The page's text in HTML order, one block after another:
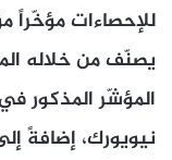
للإحصاءات مؤخّراً
يصنّف من خلاله
المؤشّر المذكور
نيويورك، إضافةً